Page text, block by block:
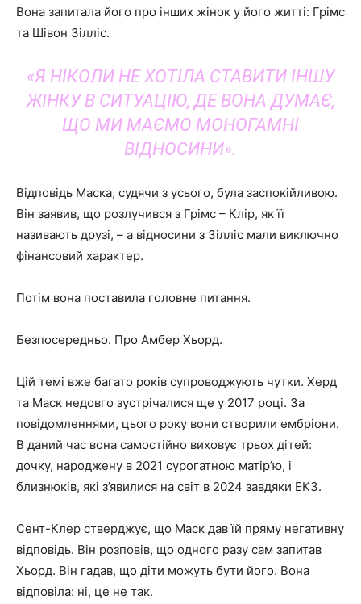
Вона запитала його про інших жінок у його житті: Грімс
та Шівон Зілліс.
«Я НІКОЛИ НЕ ХОТІЛА СТАВИТИ ІНШУ
ЖІНКУ В СИТУАЦІЮ, ДЕ ВОНА ДУМАЄ,
ЩО МИ МАЄМО МОНОГАМНІ
ВІДНОСИНИ».
Відповідь Маска, судячи з усього, була заспокійливою.
Він заявив, що розлучився з Грімс – Клір, як її
називають друзі, – а відносини з Зілліс мали виключно
фінансовий характер.
Потім вона поставила головне питання.
Безпосередньо. Про Амбер Хьорд.
Цій темі вже багато років супроводжують чутки. Херд
та Маск недовго зустрічалися ще у 2017 році. За
повідомленнями, цього року вони створили ембріони.
В даний час вона самостійно виховує трьох дітей:
дочку, народжену в 2021 сурогатною матір’ю, і
близнюків, які з’явилися на світ в 2024 завдяки ЕКЗ.
Сент-Клер стверджує, що Маск дав їй пряму негативну
відповідь. Він розповів, що одного разу сам запитав
Хьорд. Він гадав, що діти можуть бути його. Вона
відповіла: ні, це не так.